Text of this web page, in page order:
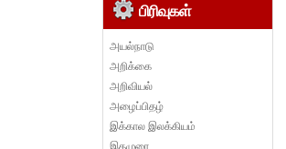
பிரிவுகள்
அயல்நாடு
அறிக்கை
அறிவியல்
அழைப்பிதழ்
இக்கால இலக்கியம்
இதழுரை